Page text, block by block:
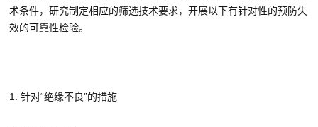
术条件，研究制定相应的筛选技术要求，开展以下有针对性的预防失
效的可靠性检验。
1. 针对“绝缘不良”的措施